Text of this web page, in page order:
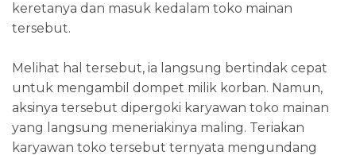
keretanya dan masuk kedalam toko mainan
tersebut.
Melihat hal tersebut, ia langsung bertindak cepat
untuk mengambil dompet milik korban. Namun,
aksinya tersebut dipergoki karyawan toko mainan
yang langsung meneriakinya maling. Teriakan
karyawan toko tersebut ternyata mengundang